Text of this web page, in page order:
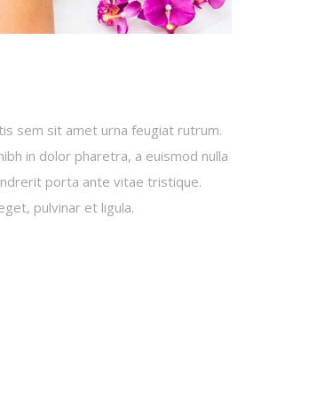
sem sit amet urna feugiat rutrum.
in dolor pharetra, a euismod nulla
porta ante vitae tristique.
pulvinar et ligula.